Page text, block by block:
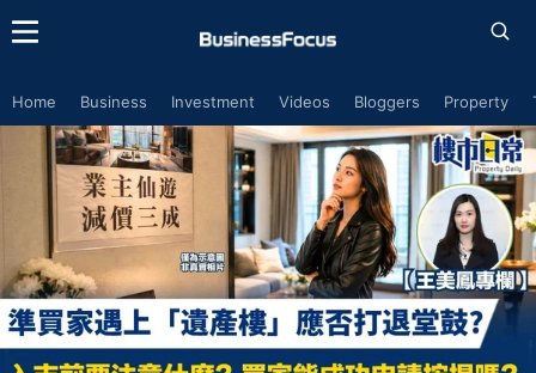
Home Business Investment Videos Bloggers Property